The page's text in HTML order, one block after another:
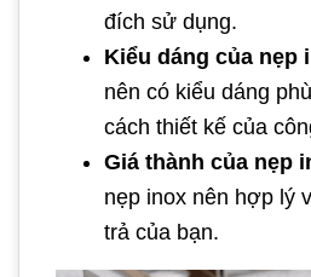
đích sử dụng.
Kiểu dáng của nẹp
nên có kiểu dáng
cách thiết kế của
Giá thành của nẹp
nẹp inox nên hợp lý
trả của bạn.